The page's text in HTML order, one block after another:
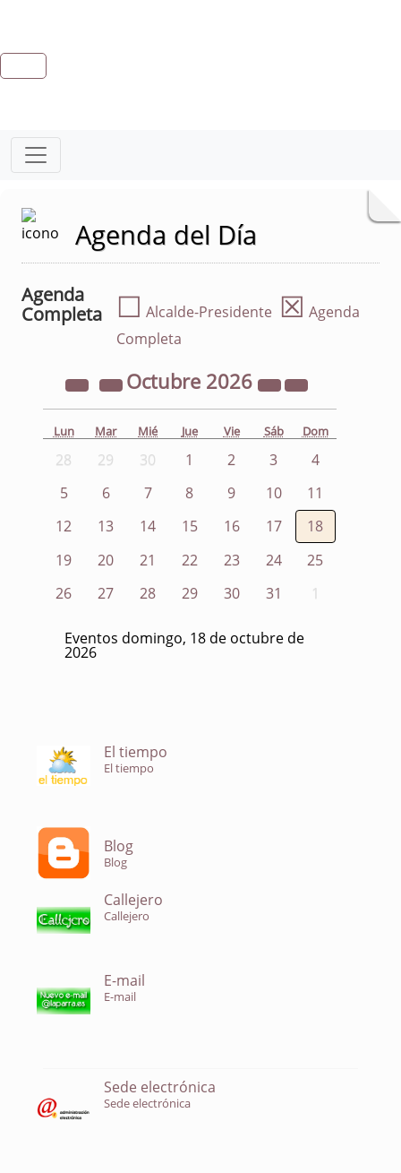
Agenda del Día
Agenda
Completa
☐ Alcalde-Presidente ☒ Agenda
Completa
Octubre 2026
Lun Mar Mié Jue Vie Sáb Dom
28 29 30 1 2 3
4
5
6 7 8 9 10
11
12
13 14 15 16 17
18
19
20 21 22 23 24
25
26
27 28 29 30 31 1
Eventos domingo, 18 de octubre de
2026
El tiempo
El tiempo
Blog
Blog
Callejero
Callejero
E-mail
E-mail
Sede electrónica
Sede electrónica